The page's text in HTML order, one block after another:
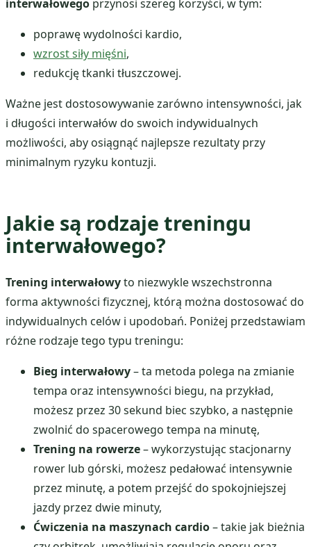
interwałowego przynosi szereg korzyści, w tym:
poprawę wydolności kardio,
wzrost siły mięśni,
redukcję tkanki tłuszczowej.
Ważne jest dostosowywanie zarówno intensywności, jak
i długości interwałów do swoich indywidualnych
możliwości, aby osiągnąć najlepsze rezultaty przy
minimalnym ryzyku kontuzji.
Jakie są rodzaje treningu
interwałowego?
Trening interwałowyto niezwykle wszechstronna
forma aktywności fizycznej, którą można dostosować do
indywidualnych celów i upodobań. Poniżej przedstawiam
różne rodzaje tego typu treningu:
Bieg interwałowy– ta metoda polega na zmianie
tempa oraz intensywności biegu, na przykład,
możesz przez 30 sekund biec szybko, a następnie
zwolnić do spacerowego tempa na minutę,
Trening na rowerze– wykorzystując stacjonarny
rower lub górski, możesz pedałować intensywnie
przez minutę, a potem przejść do spokojniejszej
jazdy przez dwie minuty,
Ćwiczenia na maszynach cardio– takie jak bieżnia